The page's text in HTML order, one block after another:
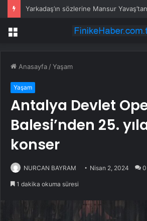
Menü
Anasayfa /Yaşam
Yaşam
Antalya Devlet
Balesi’nden 25.
konser
NURCAN BAYRAM Nisan 2, 2024 0
1 dakika okuma süresi